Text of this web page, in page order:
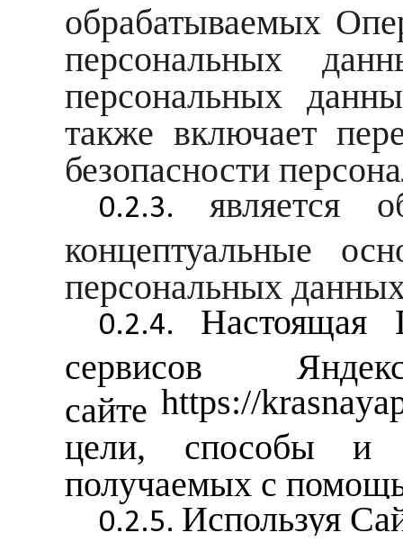
обрабатываемых
персональных
персональных
также включает
безопасности
является
концептуальные
персональных
Настоящая
сервисов
сайте https://
цели, способы и
получаемых с
Используя